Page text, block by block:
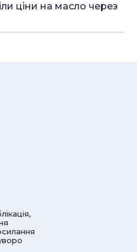
ціни на масло через